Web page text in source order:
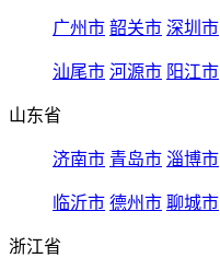
广州市 韶关市 深圳市
汕尾市 河源市 阳江市
山东省
济南市 青岛市 淄博市
临沂市 德州市 聊城市
浙江省